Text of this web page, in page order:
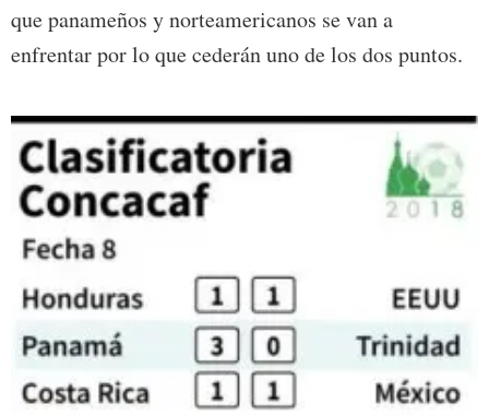
que panameños y norteamericanos se van a
enfrentar por lo que cederán uno de los dos puntos.